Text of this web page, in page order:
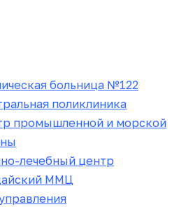
больница №122
поликлиника
промышленной и морской
лечебный центр
ММЦ